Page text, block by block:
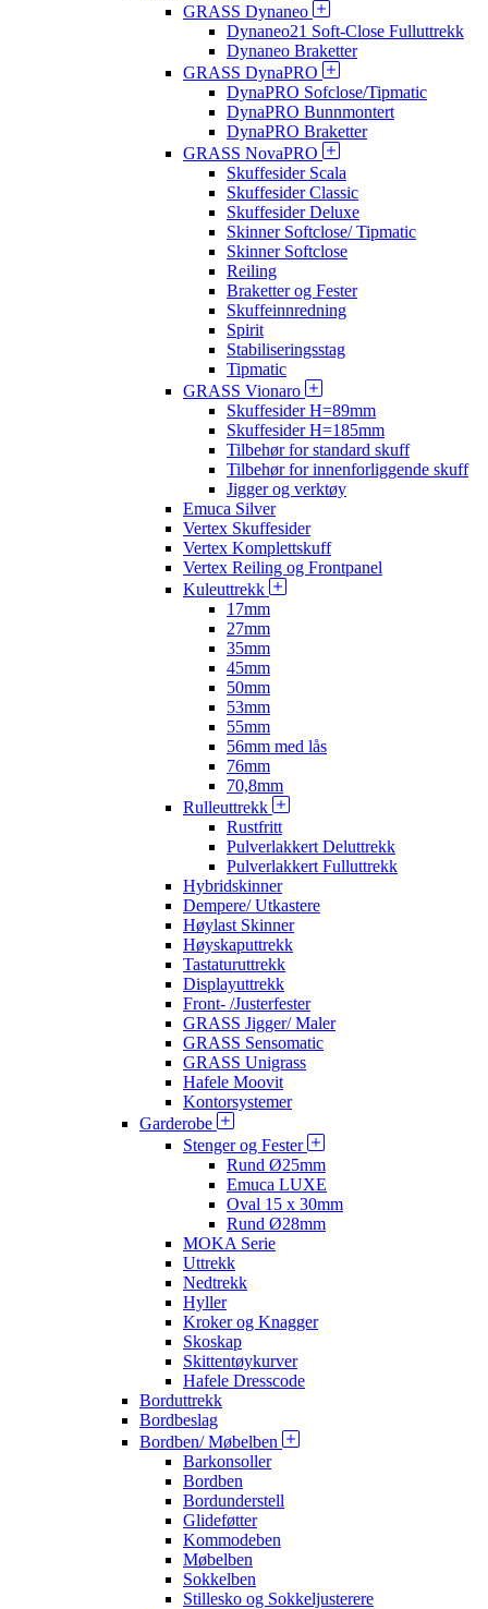
GRASS Dynaneo
Dynaneo21 Soft-Close Fulluttrekk
Dynaneo Braketter
GRASS DynaPRO
DynaPRO Sofclose/Tipmatic
DynaPRO Bunnmontert
DynaPRO Braketter
GRASS NovaPRO
Skuffesider Scala
Skuffesider Classic
Skuffesider Deluxe
Skinner Softclose/ Tipmatic
Skinner Softclose
Reiling
Braketter og Fester
Skuffeinnredning
Spirit
Stabiliseringsstag
Tipmatic
GRASS Vionaro
Skuffesider H=89mm
Skuffesider H=185mm
Tilbehør for standard skuff
Tilbehør for innenforliggende skuff
Jigger og verktøy
Emuca Silver
Vertex Skuffesider
Vertex Komplettskuff
Vertex Reiling og Frontpanel
Kuleuttrekk
17mm
27mm
35mm
45mm
50mm
53mm
55mm
56mm med lås
76mm
70,8mm
Rulleuttrekk
Rustfritt
Pulverlakkert Deluttrekk
Pulverlakkert Fulluttrekk
Hybridskinner
Dempere/ Utkastere
Høylast Skinner
Høyskaputtrekk
Tastaturuttrekk
Displayuttrekk
Front- /Justerfester
GRASS Jigger/ Maler
GRASS Sensomatic
GRASS Unigrass
Hafele Moovit
Kontorsystemer
Garderobe
Stenger og Fester
Rund Ø25mm
Emuca LUXE
Oval 15 x 30mm
Rund Ø28mm
MOKA Serie
Uttrekk
Nedtrekk
Hyller
Kroker og Knagger
Skoskap
Skittentøykurver
Hafele Dresscode
Borduttrekk
Bordbeslag
Bordben/ Møbelben
Barkonsoller
Bordben
Bordunderstell
Glideføtter
Kommodeben
Møbelben
Sokkelben
Stillesko og Sokkeljusterere